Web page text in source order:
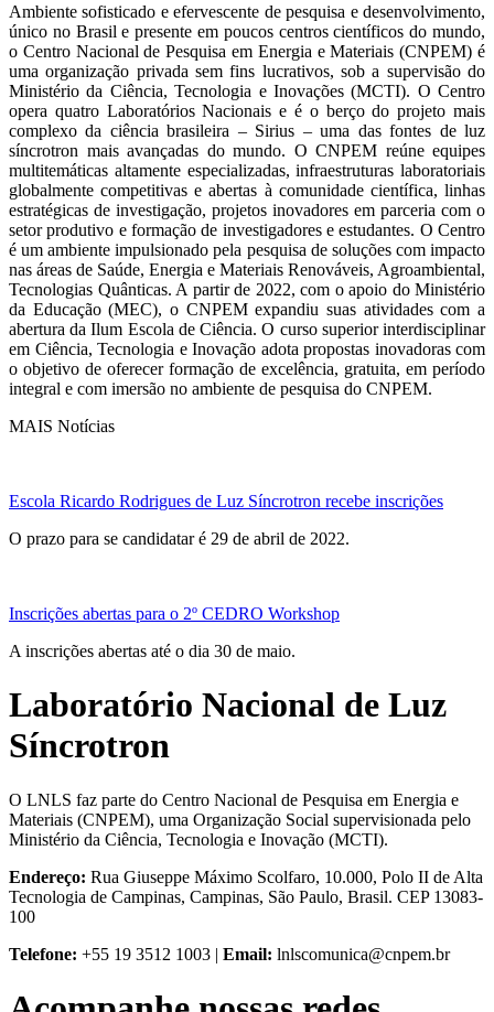
Ambiente sofisticado e efervescente de pesquisa e desenvolvimento,
único no Brasil e presente em poucos centros científicos do mundo,
o Centro Nacional de Pesquisa em Energia e Materiais (CNPEM) é
uma organização privada sem fins lucrativos, sob a supervisão do
Ministério da Ciência, Tecnologia e Inovações (MCTI). O Centro
opera quatro Laboratórios Nacionais e é o berço do projeto mais
complexo da ciência brasileira – Sirius – uma das fontes de luz
síncrotron mais avançadas do mundo. O CNPEM reúne equipes
multitemáticas altamente especializadas, infraestruturas laboratoriais
globalmente competitivas e abertas à comunidade científica, linhas
estratégicas de investigação, projetos inovadores em parceria com o
setor produtivo e formação de investigadores e estudantes. O Centro
é um ambiente impulsionado pela pesquisa de soluções com impacto
nas áreas de Saúde, Energia e Materiais Renováveis, Agroambiental,
Tecnologias Quânticas. A partir de 2022, com o apoio do Ministério
da Educação (MEC), o CNPEM expandiu suas atividades com a
abertura da Ilum Escola de Ciência. O curso superior interdisciplinar
em Ciência, Tecnologia e Inovação adota propostas inovadoras com
o objetivo de oferecer formação de excelência, gratuita, em período
integral e com imersão no ambiente de pesquisa do CNPEM.
MAIS Notícias
Escola Ricardo Rodrigues de Luz Síncrotron recebe inscrições
O prazo para se candidatar é 29 de abril de 2022.
Inscrições abertas para o 2º CEDRO Workshop
A inscrições abertas até o dia 30 de maio.
Laboratório Nacional de Luz
Síncrotron
O LNLS faz parte do Centro Nacional de Pesquisa em Energia e
Materiais (CNPEM), uma Organização Social supervisionada pelo
Ministério da Ciência, Tecnologia e Inovação (MCTI).
Endereço: Rua Giuseppe Máximo Scolfaro, 10.000, Polo II de Alta
Tecnologia de Campinas, Campinas, São Paulo, Brasil. CEP 13083-
100
Telefone: +55 19 3512 1003 | Email: lnlscomunica@cnpem.br